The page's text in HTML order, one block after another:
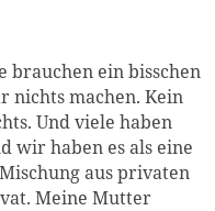
brauchen ein bisschen
nichts machen. Kein
Und viele haben
wir haben es als eine
aus privaten
Meine Mutter